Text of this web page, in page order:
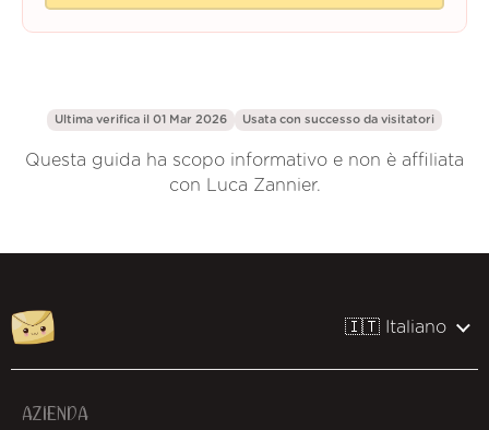
Ultima verifica il 01 Mar 2026 Usata con successo da visitatori
Questa guida ha scopo informativo e non è affiliata
con Luca Zannier.
🇮🇹 Italiano
AZIENDA